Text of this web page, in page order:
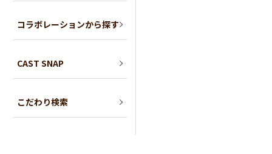
コラボレーションから探す
CAST SNAP
こだわり検索